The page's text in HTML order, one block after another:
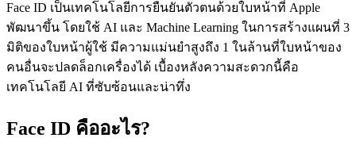
Face ID เป็นเทคโนโลยีการยืนยันตัวตนด้วยใบหน้าที่ Apple
พัฒนาขึ้น โดยใช้ AI และ Machine Learning ในการสร้างแผนที่ 3
มิติของใบหน้าผู้ใช้ มีความแม่นยำสูงถึง 1 ในล้านที่ใบหน้าของ
คนอื่นจะปลดล็อกเครื่องได้ เบื้องหลังความสะดวกนี้คือ
เทคโนโลยี AI ที่ซับซ้อนและน่าทึ่ง
Face ID คืออะไร?